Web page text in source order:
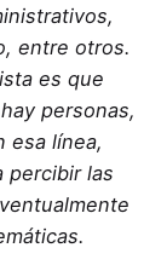
entre otros.
es que
personas,
esa línea,
percibir las